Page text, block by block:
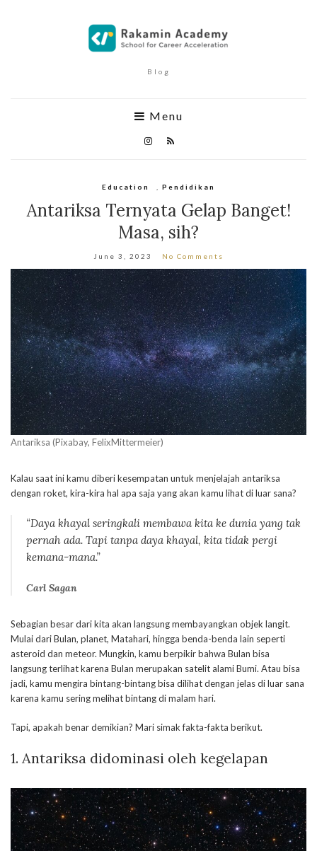
Blog
Menu
Education Pendidikan
Antariksa Ternyata Gelap Banget!
Masa, sih?
June 3, 2023 No Comments
Antariksa (Pixabay, FelixMittermeier)
Kalau saat ini kamu diberi kesempatan untuk menjelajah antariksa
dengan roket, kira-kira hal apa saja yang akan kamu lihat di luar sana?
“Daya khayal seringkali membawa kita ke dunia yang tak
pernah ada. Tapi tanpa daya khayal, kita tidak pergi
kemana-mana.”
Carl Sagan
Sebagian besar dari kita akan langsung membayangkan objek langit.
Mulai dari Bulan, planet, Matahari, hingga benda-benda lain seperti
asteroid dan meteor. Mungkin, kamu berpikir bahwa Bulan bisa
langsung terlihat karena Bulan merupakan satelit alami Bumi. Atau bisa
jadi, kamu mengira bintang-bintang bisa dilihat dengan jelas di luar sana
karena kamu sering melihat bintang di malam hari.
Tapi, apakah benar demikian? Mari simak fakta-fakta berikut.
1. Antariksa didominasi oleh kegelapan